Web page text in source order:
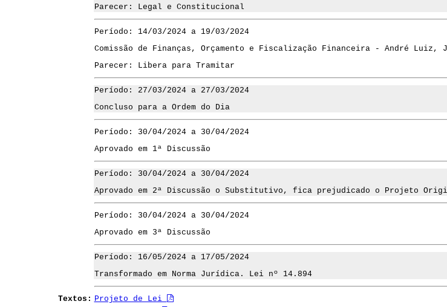
Parecer: Legal e Constitucional
Período: 14/03/2024 a 19/03/2024
Comissão de Finanças, Orçamento e Fiscalização Financeira - André
Parecer: Libera para Tramitar
Período: 27/03/2024 a 27/03/2024
Concluso para a Ordem do Dia
Período: 30/04/2024 a 30/04/2024
Aprovado em 1ª Discussão
Período: 30/04/2024 a 30/04/2024
Aprovado em 2ª Discussão o Substitutivo, fica prejudicado o Projeto
Período: 30/04/2024 a 30/04/2024
Aprovado em 3ª Discussão
Período: 16/05/2024 a 17/05/2024
Transformado em Norma Jurídica. Lei nº 14.894
Textos: Projeto de Lei